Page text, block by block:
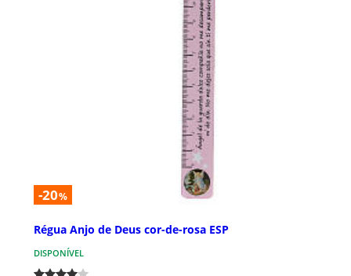
-20%
Régua Anjo de Deus cor-de-rosa ESP
DISPONÍVEL